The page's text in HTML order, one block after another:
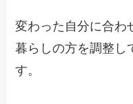
変わった自分に合わ
暮らしの方を調整し
す。